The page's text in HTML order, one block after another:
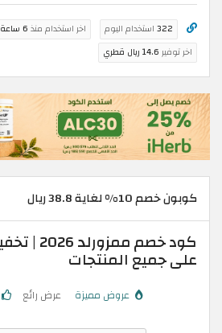
322 استخدام اليوم اخر استخدام منذ 6 ساعة
اخر توفير 14.6 ريال قطري
كوبون خصم 10% لغاية 38.8 ريال
على جميع المنتجات
عروض مميزة عرض رائع